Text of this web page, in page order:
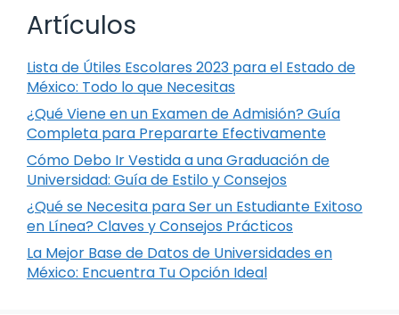
Artículos
Lista de Útiles Escolares 2023 para el Estado de
México: Todo lo que Necesitas
¿Qué Viene en un Examen de Admisión? Guía
Completa para Prepararte Efectivamente
Cómo Debo Ir Vestida a una Graduación de
Universidad: Guía de Estilo y Consejos
¿Qué se Necesita para Ser un Estudiante Exitoso
en Línea? Claves y Consejos Prácticos
La Mejor Base de Datos de Universidades en
México: Encuentra Tu Opción Ideal